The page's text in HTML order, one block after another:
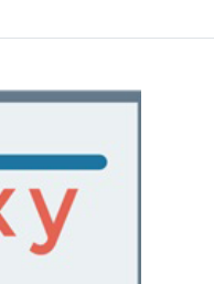
de